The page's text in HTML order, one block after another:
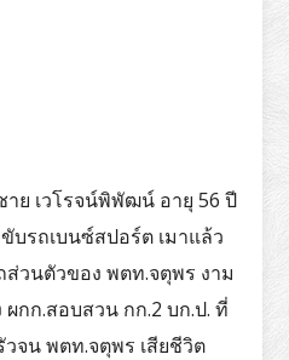
ย เวโรจน์พิพัฒน์ อายุ 56 ปี
บรถเบนซ์สปอร์ต เมาแล้ว
วนตัวของ พตท.จตุพร งาม
กก.สอบสวน กก.2 บก.ป. ที่
จน พตท.จตุพร เสียชีวิต